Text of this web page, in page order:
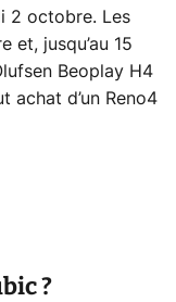
2 octobre. Les
et, jusqu’au 15
Beoplay H4
d’un Reno4
?